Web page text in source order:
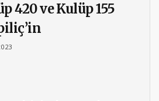
420 ve Kulüp 155